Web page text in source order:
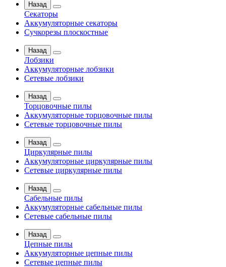
Назад
Секаторы
Аккумуляторные секаторы
Сучкорезы плоскостные
Назад
Лобзики
Аккумуляторные лобзики
Сетевые лобзики
Назад
Торцовочные пилы
Аккумуляторные торцовочные пилы
Сетевые торцовочные пилы
Назад
Циркулярные пилы
Аккумуляторные циркулярные пилы
Сетевые циркулярные пилы
Назад
Сабельные пилы
Аккумуляторные сабельные пилы
Сетевые сабельные пилы
Назад
Цепные пилы
Аккумуляторные цепные пилы
Сетевые цепные пилы